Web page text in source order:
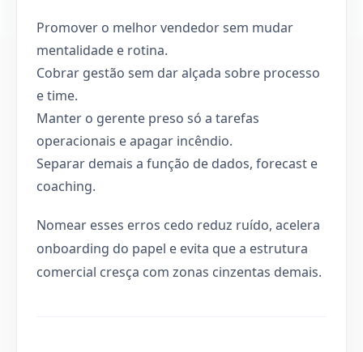
Promover o melhor vendedor sem mudar
mentalidade e rotina.
Cobrar gestão sem dar alçada sobre processo
e time.
Manter o gerente preso só a tarefas
operacionais e apagar incêndio.
Separar demais a função de dados, forecast e
coaching.
Nomear esses erros cedo reduz ruído, acelera
onboarding do papel e evita que a estrutura
comercial cresça com zonas cinzentas demais.